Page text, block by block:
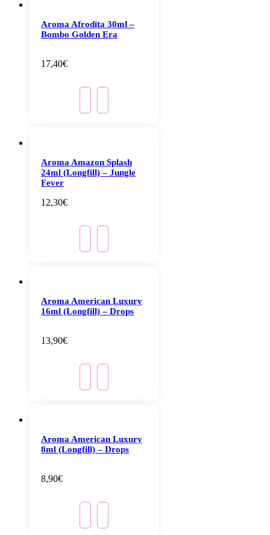
Aroma Afrodita 30ml –
Bombo Golden Era
17,40€
Aroma Amazon Splash
24ml (Longfill) – Jungle
Fever
12,30€
Aroma American Luxury
16ml (Longfill) – Drops
13,90€
Aroma American Luxury
8ml (Longfill) – Drops
8,90€